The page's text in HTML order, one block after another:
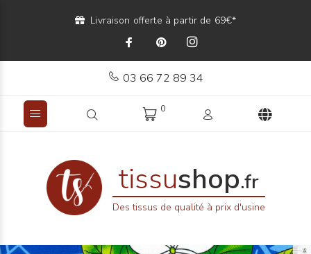
Livraison offerte à partir de 69€*
03 66 72 89 34
0
tissushop.fr
Des tissus de qualité à prix d'usine